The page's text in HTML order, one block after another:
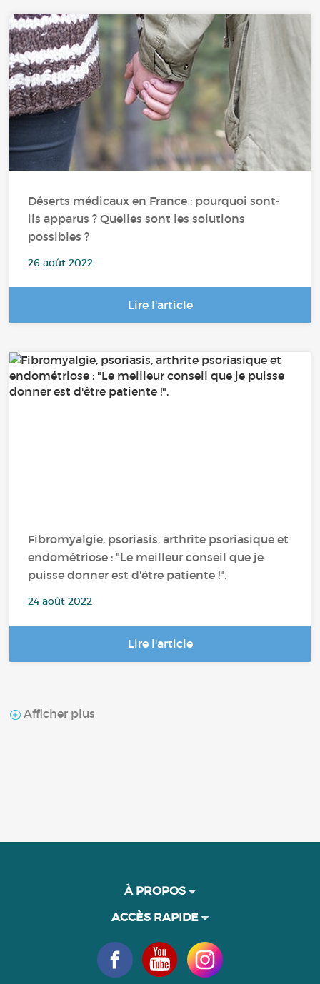
Déserts médicaux en France : pourquoi sont-
ils apparus ? Quelles sont les solutions
possibles ?
26 août 2022
Lire l'article
Fibromyalgie, psoriasis, arthrite psoriasique et
endométriose : "Le meilleur conseil que je
puisse donner est d'être patiente !".
24 août 2022
Lire l'article
Afficher plus
À PROPOS
ACCÈS RAPIDE